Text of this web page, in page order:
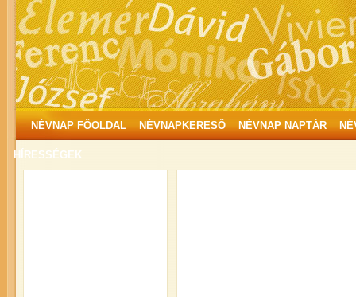
NÉVNAP FŐOLDAL NÉVNAPKERESŐ NÉVNAP NAPTÁR
HÍRESSÉGEK